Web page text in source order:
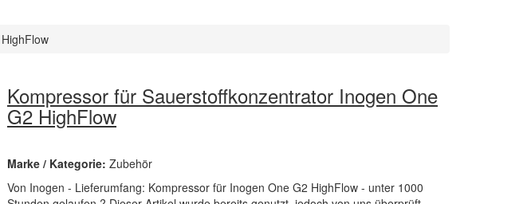
Kompressor für Sauerstoffkonzentrator Inogen One
G2 HighFlow
Marke / Kategorie: Zubehör
Von Inogen - Lieferumfang: Kompressor für Inogen One G2 HighFlow - unter 1000